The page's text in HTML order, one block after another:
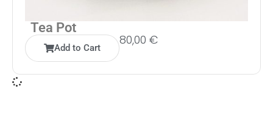
Tea Pot
Add to Cart
80,00 €